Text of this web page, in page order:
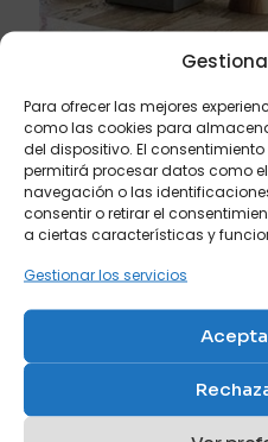
Para ofrecer las mejores
como las cookies para
del dispositivo. El
permitirá procesar datos como
navegación o las
consentir o retirar el
a ciertas características y
Gestionar los servicios
Los mejores colores
buscas amplitud visual
Leer más